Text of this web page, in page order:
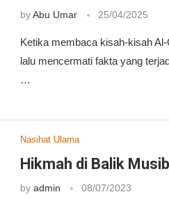
byAbu Umar 25/04/2025
Ketika membaca kisah-kisah
lalu mencermati fakta yang
…
Nasihat Ulama
Hikmah di Balik
byadmin 08/07/2023